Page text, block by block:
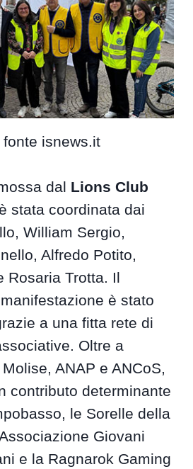
fonte isnews.it
dal Lions Club
stata coordinata dai
William Sergio,
Alfredo Potito,
Rosaria Trotta. Il
è stato
a una fitta rete di
Oltre a
ANAP e ANCoS,
contributo determinante
le Sorelle della
Giovani
e la Ragnarok Gaming